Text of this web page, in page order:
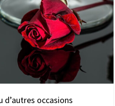
d’autres occasions